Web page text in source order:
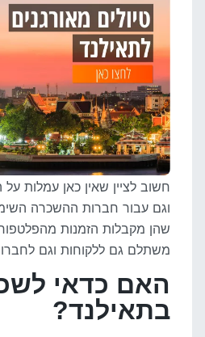
חשוב לציין שאין כאן עמלות על
וגם עבור חברות ההשכרה
שהן מקבלות הזמנות
משתלם גם ללקוחות וגם
האם כדאי
בתאילנד?